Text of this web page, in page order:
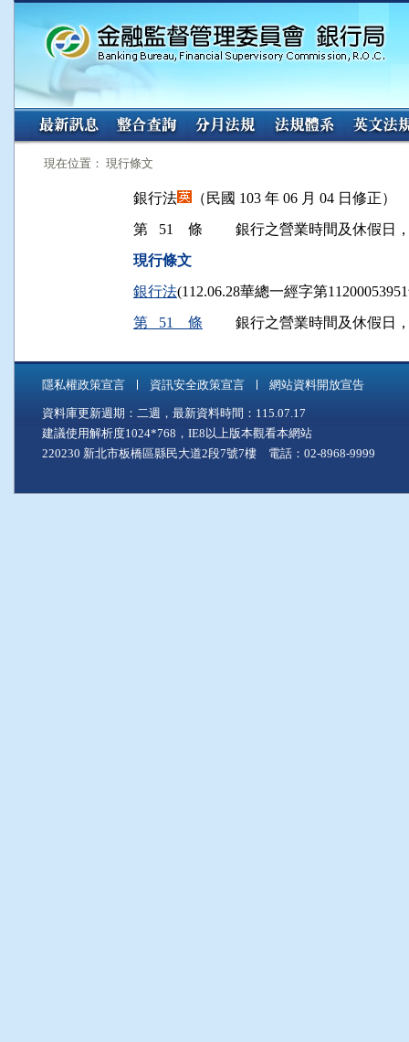
:::
現在位置： 現行條文
銀行法
（民國 103 年 06 月 04 日修正）
第 51 條
銀行之營業時間及休假日
現行條文
銀行法(112.06.28華總一經字第
第 51 條
銀行之營業時間及休假日
隱私權政策宣言 資訊安全政策宣言 網站資料開放宣告
資料庫更新週期：二週，最新資料時間：115.07.17
建議使用解析度1024*768，IE8以上版本觀看本網站
220230 新北市板橋區縣民大道2段7號7樓 電話：02-8968-9999